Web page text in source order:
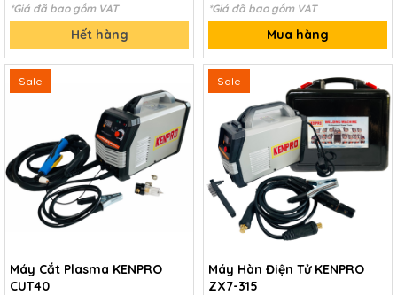
*Giá đã bao gồm VAT
Hết hàng
*Giá đã bao gồm VAT
Mua hàng
Sale
Máy Cắt Plasma KENPRO
CUT40
Sale
Máy Hàn Điện Tử KENPRO
ZX7-315